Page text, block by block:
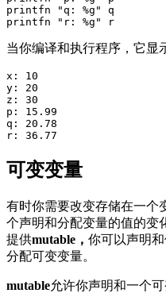
printfn "q: %g" q
当你编译和执行程序，它显
x: 10
y: 20
z: 30
p: 15.99
q: 20.78
可变变量
有时你需要改变存储在一个
个声明和分配变量的值的变
提供mutable， 你可以声明
分配可变变量。
mutable允许你声明和一个可